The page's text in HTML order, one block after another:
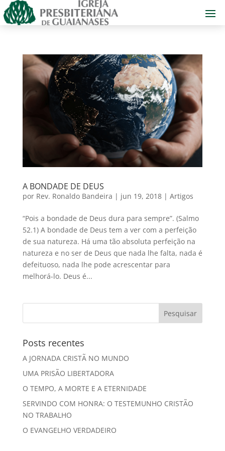
A BONDADE DE DEUS
por Rev. Ronaldo Bandeira | jun 19, 2018| Artigos
“Pois a bondade de Deus dura para sempre”. (Salmo
52.1) A bondade de Deus tem a ver com a perfeição
de sua natureza. Há uma tão absoluta perfeição na
natureza e no ser de Deus que nada lhe falta, nada é
defeituoso, nada lhe pode acrescentar para
melhorá-lo. Deus é...
Posts recentes
A JORNADA CRISTÃ NO MUNDO
UMA PRISÃO LIBERTADORA
O TEMPO, A MORTE E A ETERNIDADE
SERVINDO COM HONRA: O TESTEMUNHO CRISTÃO
NO TRABALHO
O EVANGELHO VERDADEIRO